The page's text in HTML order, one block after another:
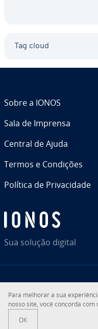
Tag cloud
Sua solução digital
Sobre a IONOS
Sala de Imprensa
Central de Ajuda
Termos e Condições
Política de Pri­va­ci­dade
© 2026IONOS Inc.
RSS LinkedIntiktok
Para melhorar a sua
nosso site, você concorda com
OK